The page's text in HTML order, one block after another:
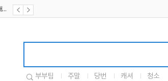
[공지] [호텔업] 유료서비스 이용약관 개정본2 (19.09.02)
부부팀 주말 당번 캐셔 청소